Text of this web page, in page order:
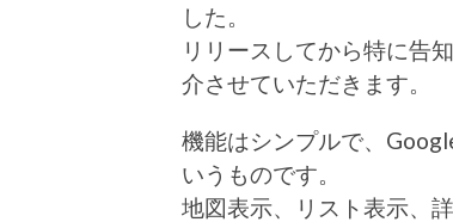
した。
リリースしてから特に告
介させていただきます。
機能はシンプルで、
いうものです。
地図表示、リスト表示、